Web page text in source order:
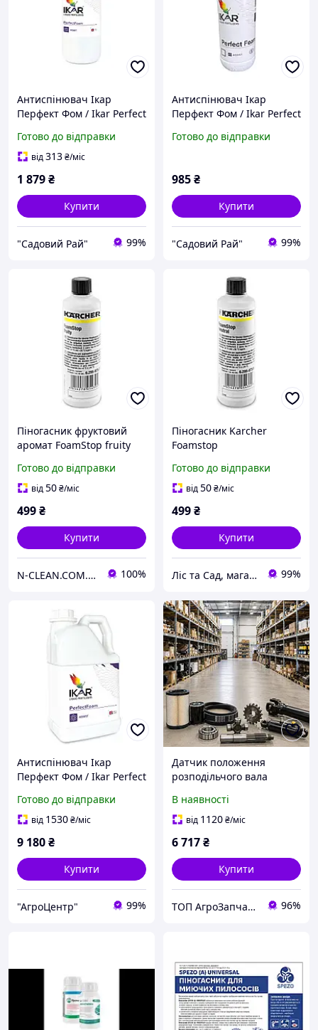
Антиспінювач Ікар
Перфект Фом / Ikar Perfect
Готово до відправки
від313₴/міс
1 879₴
Купити
"Садовий Рай" 99%
Антиспінювач Ікар
Перфект Фом / Ikar Perfect
Готово до відправки
985₴
Купити
"Садовий Рай" 99%
Піногасник фруктовий
аромат FoamStop fruity
Готово до відправки
від50₴/міс
499₴
Купити
N-CLEAN.COM.UA Техніка та аксесуари для прибирання. 100%
Піногасник Karcher
Foamstop
Готово до відправки
від50₴/міс
499₴
Купити
Ліс та Сад, магазин інструментів та садової техніки 99%
Антиспінювач Ікар
Перфект Фом / Ikar Perfect
Готово до відправки
від 1530₴/міс
9 180₴
Купити
"АгроЦентр" 99%
Датчик положення
розподільчого вала
В наявності
від 1120₴/міс
6 717₴
Купити
ТОП АгроЗапчастина 96%